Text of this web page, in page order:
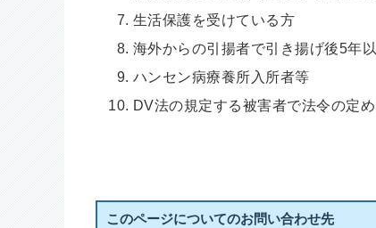
生活保護を受けている方
海外からの引揚者で引き揚げ後5年
ハンセン病療養所入所者等
DV法の規定する被害者で法令の定
このページについてのお問い合わせ先